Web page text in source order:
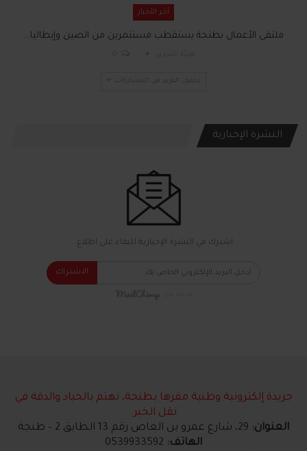
آخر الأخبار
ملتقى الأعمال بطنجة يستقطب مستثمرين من الصين وإيطاليا…
النشرة الإخبارية
اشترك في النشرة الإخبارية للبقاء على اطلاع.
الاشتراك
جريدة إلكترونية وطنية مقرها بطنجة، نهتم بالحياد والدقة في
نقل الخبر.
العنوان:
الهاتف: